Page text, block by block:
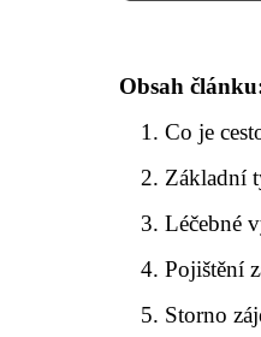
Obsah
Co je
Základní
Léčebné
Pojištění
Storno